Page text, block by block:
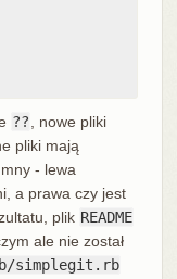
??
, nowe pliki
pliki mają
- lewa
a prawa czy jest
plik README
ale nie został
simplegit.rb